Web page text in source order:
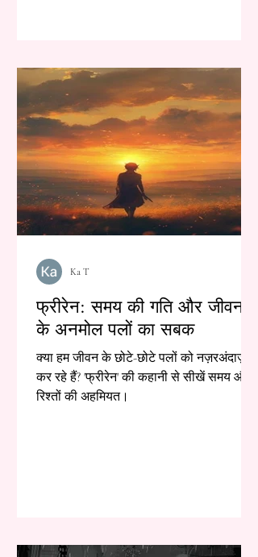
फ्रीरेन: समय की गति और जीवन
के अनमोल पलों का सबक
क्या हम जीवन के छोटे-छोटे पलों को नज़रअंदाज़
कर रहे हैं? 'फ्रीरेन' की कहानी से सीखें समय और
रिश्तों की अहमियत।
Ka T